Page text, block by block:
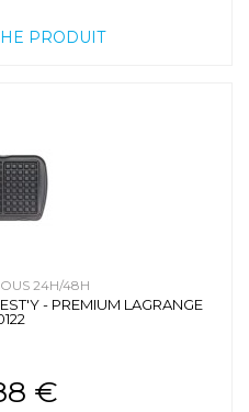
PRODUIT
24H/48H
- PREMIUM LAGRANGE
€